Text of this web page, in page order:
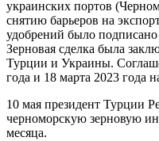
украинских портов
снятию барьеров на
удобрений было
Зерновая сделка была
Турции и Украины.
года и 18 марта 2023 года
10 мая президент Турции
черноморскую зерновую
месяца.